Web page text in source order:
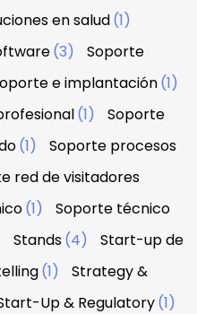
en salud(1)
(3)
Soporte
e implantación(1)
(1)
Soporte
(1)
Soporte procesos
red de visitadores
(1)
Soporte técnico
Stands(4)
Start-up de
(1)
Strategy &
Up & Regulatory(1)